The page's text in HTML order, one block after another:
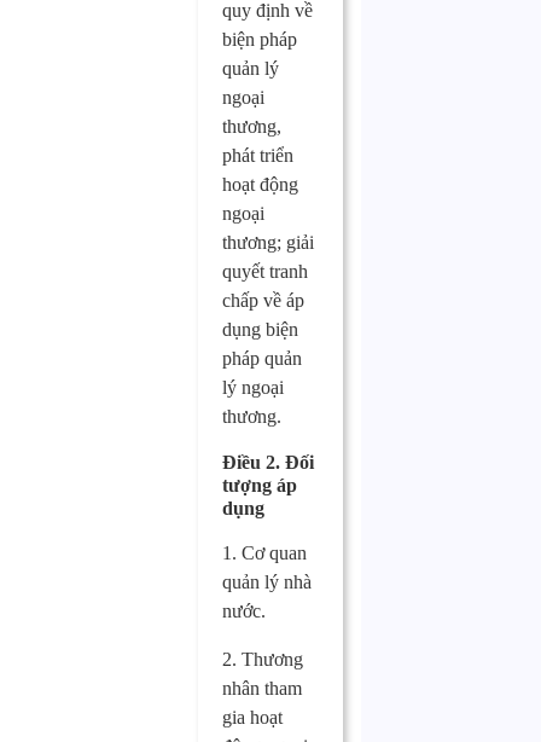
quy định về
biện pháp
quản lý
ngoại
thương,
phát triển
hoạt động
ngoại
thương; giải
quyết tranh
chấp về áp
dụng biện
pháp quản
lý ngoại
thương.
Điều 2. Đối
tượng áp
dụng
1. Cơ quan
quản lý nhà
nước.
2. Thương
nhân tham
gia hoạt